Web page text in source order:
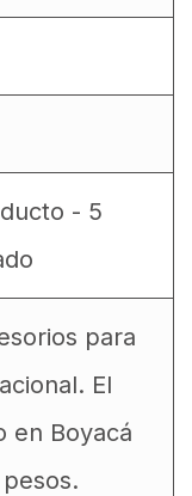
- 5
para
El
en Boyacá